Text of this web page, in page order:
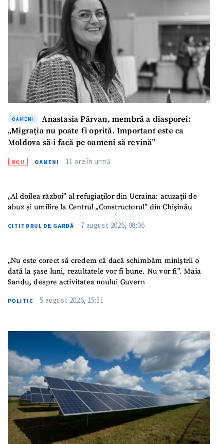
OAMENI
Anastasia Pârvan, membră a diasporei:
„Migrația nu poate fi oprită. Important este ca
Moldova să-i facă pe oameni să revină”
NOU OAMENI 11 ore în urmă
„Al doilea război” al refugiaților din Ucraina: acuzații de
abuz și umilire la Centrul „Constructorul” din Chișinău
CITITORUL DE GARDĂ 7 august 2026, 08:06
„Nu este corect să credem că dacă schimbăm miniștrii o
dată la șase luni, rezultatele vor fi bune. Nu vor fi”. Maia
Sandu, despre activitatea noului Guvern
POLITIC 5 august 2026, 15:51
Email+ Emailul meu
Telefon
+ Telefon personal
Am citit și sunt de
acord cu politica de
confidențialitate.
TRIMITE ȘTIREA